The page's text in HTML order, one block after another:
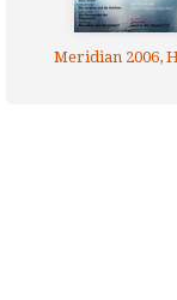
Meridian 2006,